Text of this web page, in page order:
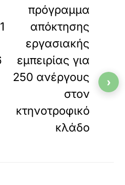
πρόγραμμα
απόκτησης
εργασιακής
εμπειρίας για
250 ανέργους
στον
κτηνοτροφικό
κλάδο
›